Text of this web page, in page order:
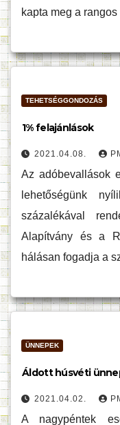
kapta meg a
TEHETSÉGGONDOZÁS
1% felajánlások
2021.04.08.
Az adóbevallások
lehetőségünk
százalékával
Alapítvány és a
hálásan fogadja a
ÜNNEPEK
Áldott húsvéti
2021.04.02.
A nagypéntek